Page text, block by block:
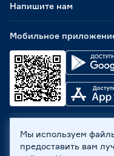
Мобильное
Напишите нам
ООО «Бауцентр Рус»
ул. А.Невского, 205.
Мы используем
предоставить вам